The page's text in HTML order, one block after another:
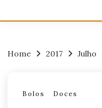
Home 2017 Julho
Bolos Doces